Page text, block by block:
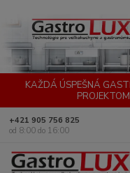
KAŽDÁ ÚSPEŠNÁ
+421 905 756 825
od 8:00 do 16:00